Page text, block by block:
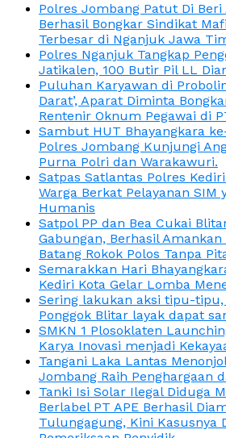
Polres Jombang Patut Di Beri
Berhasil Bongkar Sindikat
Terbesar di Nganjuk Jawa
Polres Nganjuk Tangkap
Jatikalen, 100 Butir Pil LL
Puluhan Karyawan di
Darat’, Aparat Diminta
Rentenir Oknum Pegawai di
Sambut HUT Bhayangkara
Polres Jombang Kunjungi
Purna Polri dan Warakawuri.
Satpas Satlantas Polres
Warga Berkat Pelayanan SIM
Humanis
Satpol PP dan Bea Cukai
Gabungan, Berhasil
Batang Rokok Polos Tanpa
Semarakkan Hari
Kediri Kota Gelar Lomba
Sering lakukan aksi tipu-
Ponggok Blitar layak dapat
SMKN 1 Plosoklaten
Karya Inovasi menjadi
Tangani Laka Lantas
Jombang Raih Penghargaan
Tanki Isi Solar Ilegal Diduga
Berlabel PT APE Berhasil
Tulungagung, Kini Kasusnya